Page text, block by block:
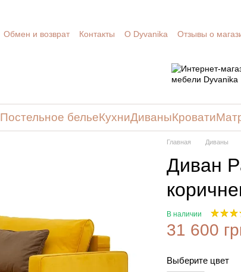
Обмен и возврат Контакты О Dyvanika Отзывы о
Постельное бельеКухниДиваныКровати
Главная Диваны
Диван
В наличии
31 600
Выберите цвет